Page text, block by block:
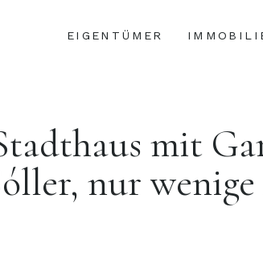
EIGENTÜMER
mit
nur